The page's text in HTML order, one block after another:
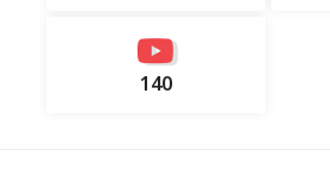
140